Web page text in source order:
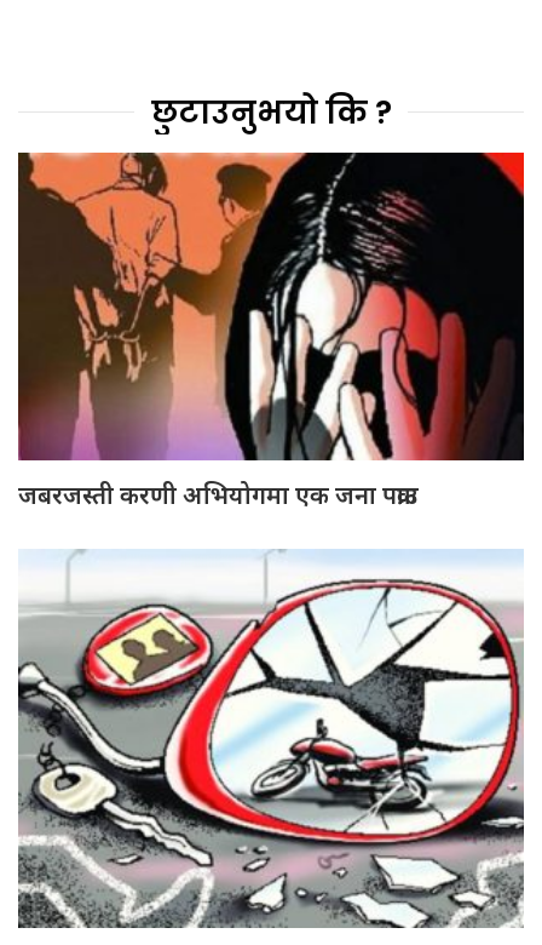
छुटाउनुभयो कि ?
जबरजस्ती करणी अभियोगमा एक जना पक्राउ